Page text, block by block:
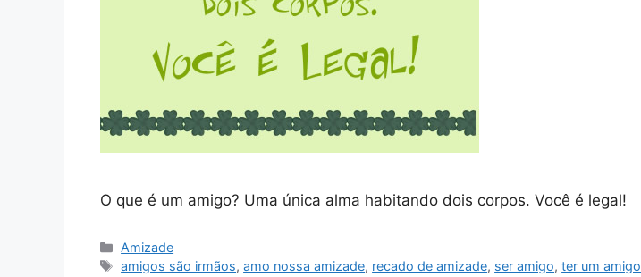
O que é um amigo? Uma única alma habitando dois corpos. Você é legal!
Categorias
Amizade
Tags
amigos são irmãos,amo nossa amizade, recado de amizade, ser amigo,ter um amigo